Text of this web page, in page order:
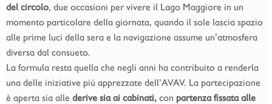
del circolo, due occasioni per vivere il Lago Maggiore in un
momento particolare della giornata, quando il sole lascia spazio
alle prime luci della sera e la navigazione assume un’atmosfera
diversa dal consueto.
La formula resta quella che negli anni ha contribuito a renderla
una delle iniziative più apprezzate dell’AVAV. La partecipazione
è aperta sia alle derive sia ai cabinati, con partenza fissata alle